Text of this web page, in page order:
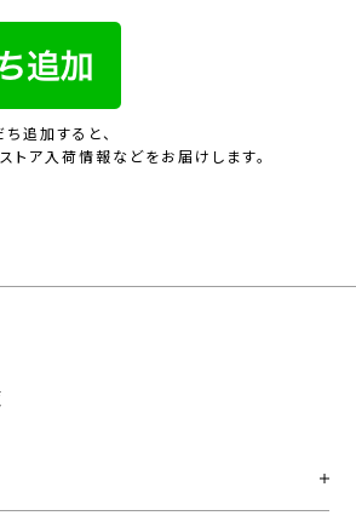
追加すると、
トア入荷情報などをお届けします。